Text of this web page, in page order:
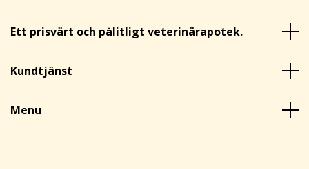
Ett prisvärt och pålitligt veterinärapotek.
Kundtjänst
Menu